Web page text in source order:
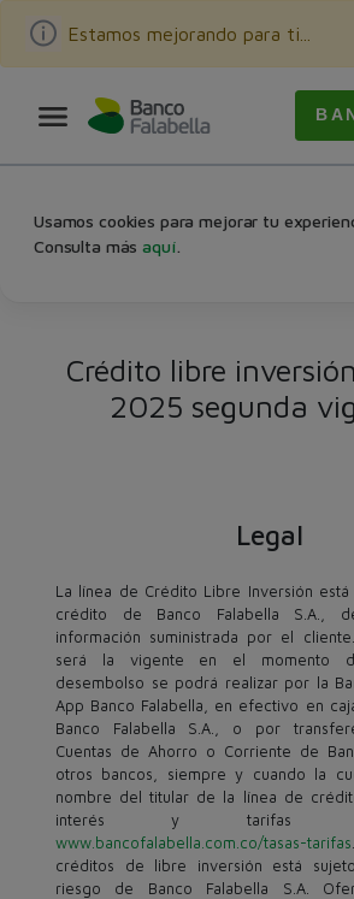
Estamos mejorando para ti...
Usamos cookies para mejorar tu
Consulta másaquí
Crédito libre
2025 segunda
Legal
La línea de Crédito Libre Inversión
crédito de Banco Falabella S.A.,
información suministrada por el
será la vigente en el momento
desembolso se podrá realizar por la
App Banco Falabella, en efectivo en
Banco Falabella S.A., o por
Cuentas de Ahorro o Corriente de
otros bancos, siempre y cuando la
nombre del titular de la línea de
interés y tarifas
www.bancofalabella.com.co/tasas-tarifas
créditos de libre inversión está
riesgo de Banco Falabella S.A.